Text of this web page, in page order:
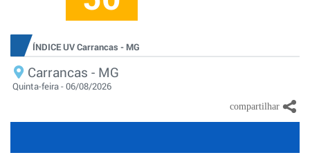
ÍNDICE UV Carrancas - MG
Carrancas - MG
Quinta-feira - 06/08/2026